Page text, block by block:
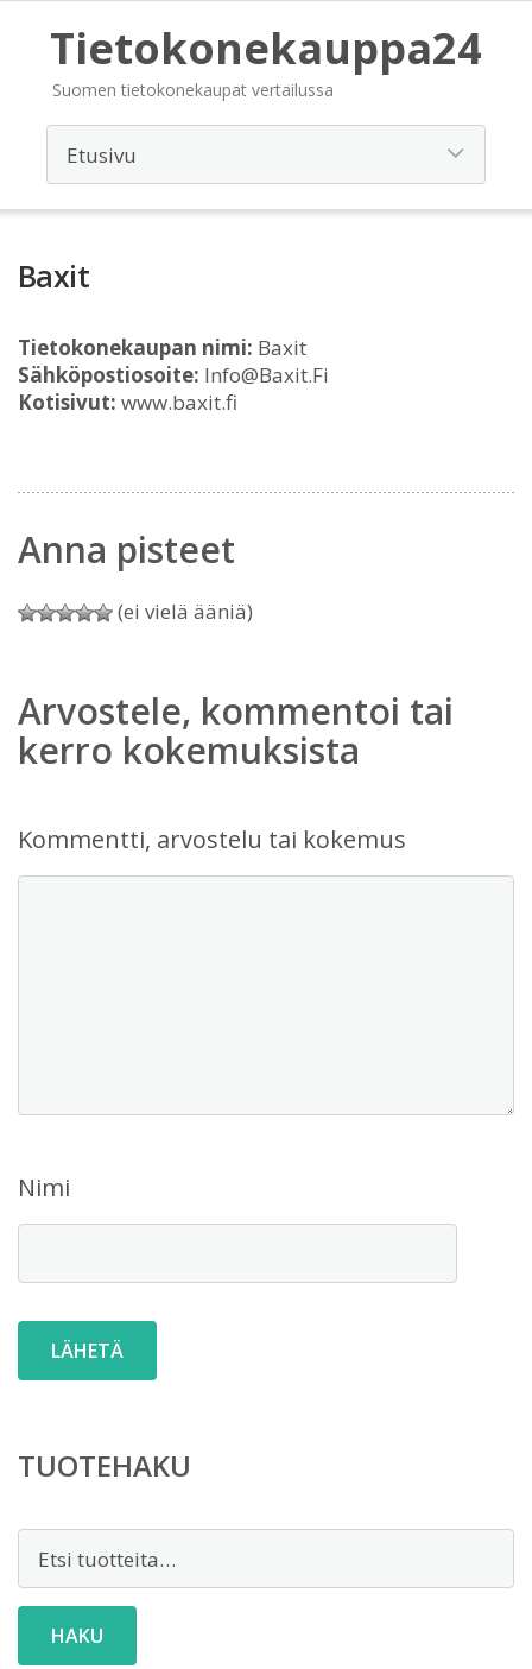
Tietokonekauppa24
Suomen tietokonekaupat vertailussa
Baxit
Tietokonekaupan nimi: Baxit
Sähköpostiosoite: Info@Baxit.Fi
Kotisivut: www.baxit.fi
Anna pisteet
(ei vielä ääniä)
Arvostele, kommentoi tai
kerro kokemuksista
Kommentti, arvostelu tai kokemus
Nimi
TUOTEHAKU
HAKU